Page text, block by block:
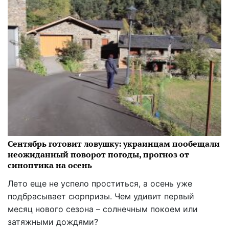
Сентябрь готовит ловушку: украинцам пообещали
неожиданный поворот погоды, прогноз от
синоптика на осень
Лето еще не успело проститься, а осень уже
подбрасывает сюрпризы. Чем удивит первый
месяц нового сезона – солнечным покоем или
затяжными дождями?